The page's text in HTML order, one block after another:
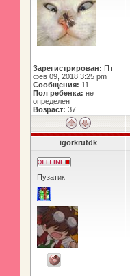
Зарегистрирован: Пт
фев 09, 2018 3:25 pm
Сообщения: 11
Пол ребенка: не
определен
Возраст: 37
igorkrutdk
Пузатик